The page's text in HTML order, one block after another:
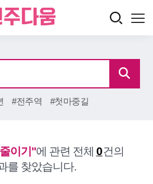
#전주역 #첫마중길
이기"에 관련 전체 0건의
를 찾았습니다.